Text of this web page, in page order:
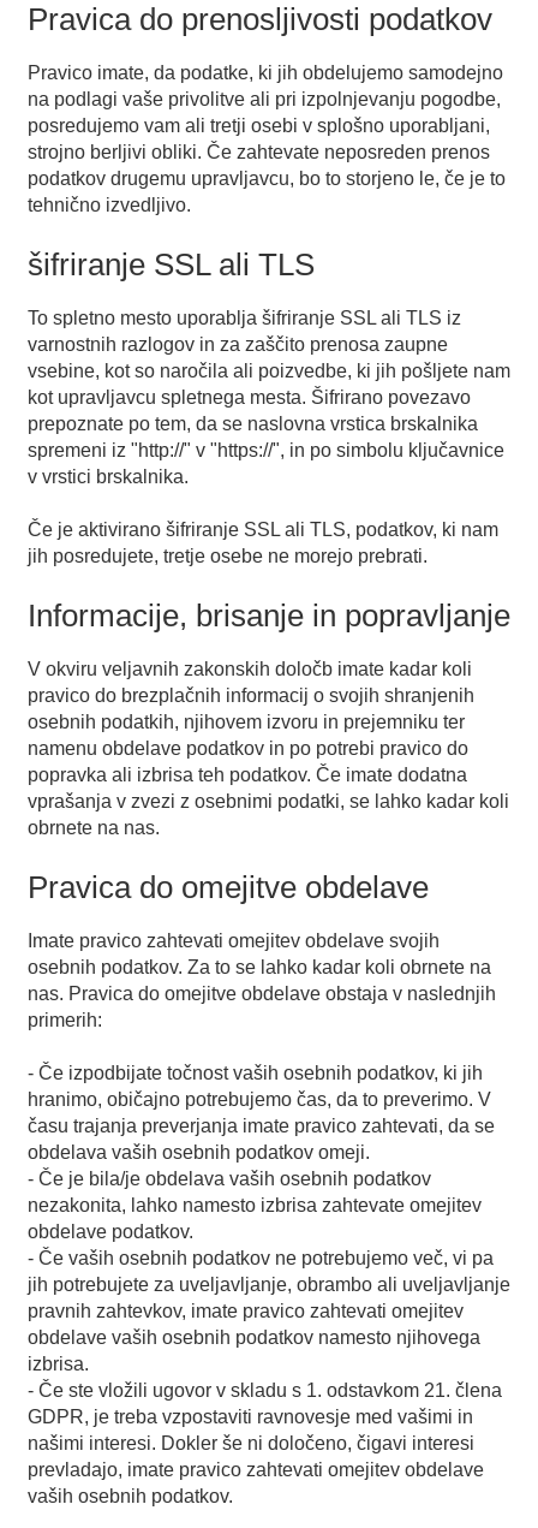
Pravica do prenosljivosti podatkov
Pravico imate, da podatke, ki jih obdelujemo samodejno
na podlagi vaše privolitve ali pri izpolnjevanju pogodbe,
posredujemo vam ali tretji osebi v splošno uporabljani,
strojno berljivi obliki. Če zahtevate neposreden prenos
podatkov drugemu upravljavcu, bo to storjeno le, če je to
tehnično izvedljivo.
šifriranje SSL ali TLS
To spletno mesto uporablja šifriranje SSL ali TLS iz
varnostnih razlogov in za zaščito prenosa zaupne
vsebine, kot so naročila ali poizvedbe, ki jih pošljete nam
kot upravljavcu spletnega mesta. Šifrirano povezavo
prepoznate po tem, da se naslovna vrstica brskalnika
spremeni iz "http://" v "https://", in po simbolu ključavnice
v vrstici brskalnika.
Če je aktivirano šifriranje SSL ali TLS, podatkov, ki nam
jih posredujete, tretje osebe ne morejo prebrati.
Informacije, brisanje in popravljanje
V okviru veljavnih zakonskih določb imate kadar koli
pravico do brezplačnih informacij o svojih shranjenih
osebnih podatkih, njihovem izvoru in prejemniku ter
namenu obdelave podatkov in po potrebi pravico do
popravka ali izbrisa teh podatkov. Če imate dodatna
vprašanja v zvezi z osebnimi podatki, se lahko kadar koli
obrnete na nas.
Pravica do omejitve obdelave
Imate pravico zahtevati omejitev obdelave svojih
osebnih podatkov. Za to se lahko kadar koli obrnete na
nas. Pravica do omejitve obdelave obstaja v naslednjih
primerih:
- Če izpodbijate točnost vaših osebnih podatkov, ki jih
hranimo, običajno potrebujemo čas, da to preverimo. V
času trajanja preverjanja imate pravico zahtevati, da se
obdelava vaših osebnih podatkov omeji.
- Če je bila/je obdelava vaših osebnih podatkov
nezakonita, lahko namesto izbrisa zahtevate omejitev
obdelave podatkov.
- Če vaših osebnih podatkov ne potrebujemo več, vi pa
jih potrebujete za uveljavljanje, obrambo ali uveljavljanje
pravnih zahtevkov, imate pravico zahtevati omejitev
obdelave vaših osebnih podatkov namesto njihovega
izbrisa.
- Če ste vložili ugovor v skladu s 1. odstavkom 21. člena
GDPR, je treba vzpostaviti ravnovesje med vašimi in
našimi interesi. Dokler še ni določeno, čigavi interesi
prevladajo, imate pravico zahtevati omejitev obdelave
vaših osebnih podatkov.